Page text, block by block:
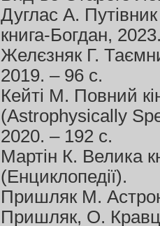
Дуглас А.
книга-Богдан,
Желєзняк Г.
2019. – 96 с.
Кейті М. Повний
(Astrophysically
2020. – 192 с.
Мартін К. Велика
(Енциклопедії).
Пришляк М.
Пришляк, О.